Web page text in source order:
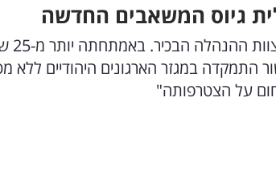
גיוס המשאבים החדשה
התמקדה במגזר הארגונים היהודיים ללא
על הצטרפותה"